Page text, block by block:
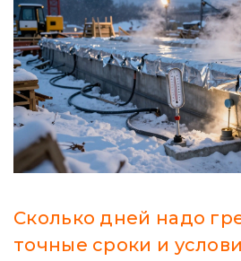
Сколько дней надо
точные сроки и